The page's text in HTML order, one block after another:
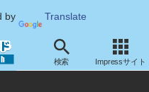
by Translate
検索 Impressサイト
携 国内